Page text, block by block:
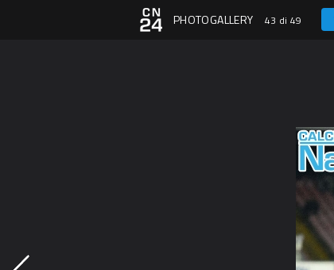
PHOTOGALLERY 43 di 49